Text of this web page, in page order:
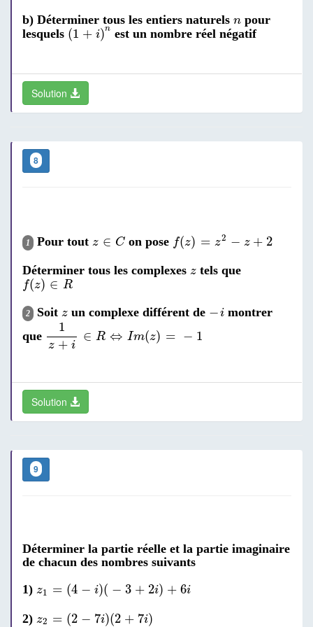
b) Déterminer tous les entiers naturels n
n pour
lesquels (1 + i)n
(1+i)n est un nombre réel négatif
Solution
8
1 Pour tout z ∈ C
z∈C on pose f(z) = z2 − z + 2
f(z = +
Déterminer tous les complexes z
z tels que
f(z) ∈ R
f(z)∈R
2 Soit z
z un complexe différent de −i montrer
que
1
z + i
∈ R ⇔ Im(z) = − 1
+ m
Solution
9
Déterminer la partie réelle et la partie imaginaire
de chacun des nombres suivants
1) z1 = (4 − i)( − 3 + 2i) + 6i
- i) +2 6
2) z2 = (2 − 7i)(2 + 7i)
-7 2+7i)